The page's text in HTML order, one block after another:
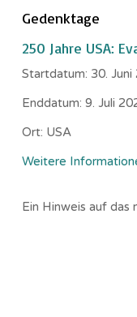
Gedenktage
250 Jahre USA:
Startdatum: 30. Juni
Enddatum: 9. Juli
Ort: USA
Weitere
Ein Hinweis auf das